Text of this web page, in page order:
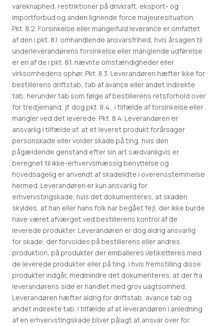
vareknaphed, restriktioner på drivkraft, eksport- og
importforbud og anden lignende force majeuresituation.
Pkt. 8.2. Forsinkelse eller mangelfuld leverance er omfattet
af den i pkt. 8.1. omhandlende ansvarsfrihed, hvis årsagen til
underleverandørens forsinkelse eller manglende udførelse
er en af de i pkt. 8.1. nævnte omstændigheder eller
virksomhedens ophør. Pkt. 8.3. Leverandøren hæfter ikke for
bestillerens driftstab, tab af avance eller andet indirekte
tab, herunder tab som følge af bestillerens retsforhold over
for tredjemand, jf. dog pkt. 8.4., i tilfælde af forsinkelse eller
mangler ved det leverede. Pkt. 8.4. Leverandøren er
ansvarlig i tilfælde af, at et leveret produkt forårsager
personskade eller volder skade på ting, hvis den
pågældende genstand efter sin art sædvanligvis er
beregnet til ikke-erhvervsmæssig benyttelse og
hovedsagelig er anvendt af skadelidte i overensstemmelse
hermed. Leverandøren er kun ansvarlig for
erhvervstingskade, hvis det dokumenteres, at skaden
skyldes, at han eller hans folk har begået fejl, der ikke burde
have været afværget ved bestillerens kontrol af de
leverede produkter. Leverandøren er dog aldrig ansvarlig
for skade, der forvoldes på bestillerens eller andres
produktion, på produkter der emballeres i/etiketteres med
de leverede produkter eller på ting, i hvis fremstilling disse
produkter indgår, medmindre det dokumenteres, at der fra
leverandørens side er handlet med grov uagtsomhed.
Leverandøren hæfter aldrig for driftstab, avance tab og
andet indirekte tab. I tilfælde af at leverandøren i anledning
af en erhvervstingskade bliver pålagt at ansvar over for